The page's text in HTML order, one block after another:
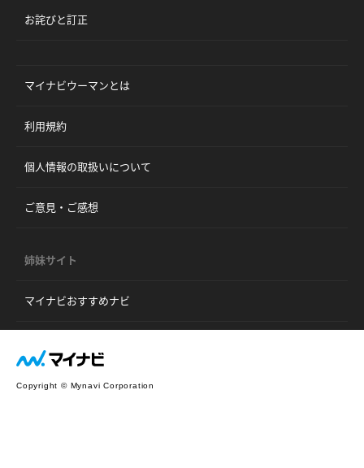
お詫びと訂正
マイナビウーマンとは
利用規約
個人情報の取扱いについて
ご意見・ご感想
姉妹サイト
マイナビおすすめナビ
Copyright © Mynavi Corporation